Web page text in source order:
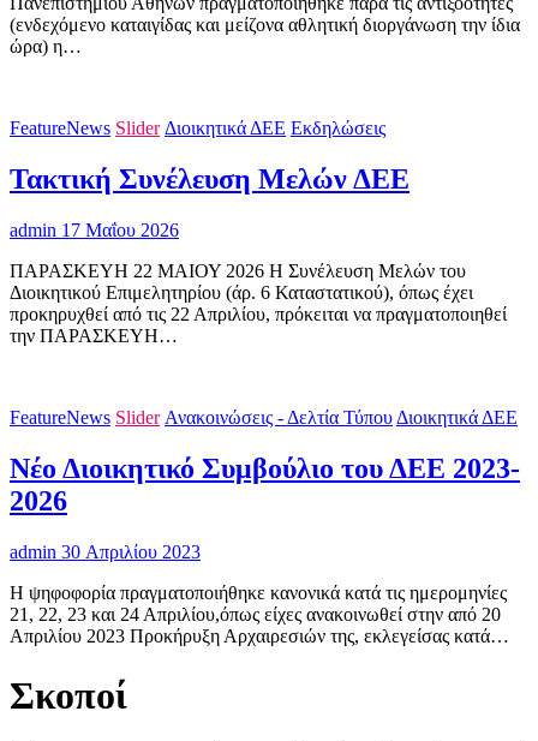
(ενδεχόμενο καταιγίδας και μείζονα αθλητική διοργάνωση την ίδια
ώρα) η…
FeatureNews Slider Διοικητικά ΔΕΕ Εκδηλώσεις
Τακτική Συνέλευση Μελών ΔΕΕ
admin 17 Μαΐου 2026
ΠΑΡΑΣΚΕΥΗ 22 ΜΑΙΟΥ 2026 Η Συνέλευση Μελών του
Διοικητικού Επιμελητηρίου (άρ. 6 Καταστατικού), όπως έχει
προκηρυχθεί από τις 22 Απριλίου, πρόκειται να πραγματοποιηθεί
την ΠΑΡΑΣΚΕΥΗ…
FeatureNews Slider Ανακοινώσεις - Δελτία Τύπου Διοικητικά ΔΕΕ
Νέο Διοικητικό Συμβούλιο του ΔΕΕ 2023-
2026
admin 30 Απριλίου 2023
Η ψηφοφορία πραγματοποιήθηκε κανονικά κατά τις ημερομηνίες
21, 22, 23 και 24 Απριλίου,όπως είχες ανακοινωθεί στην από 20
Απριλίου 2023 Προκήρυξη Αρχαιρεσιών της, εκλεγείσας κατά…
Σκοποί